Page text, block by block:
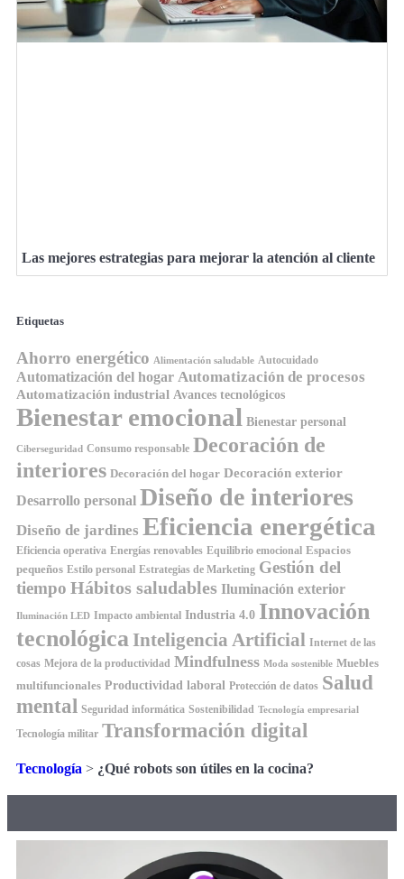
Las mejores estrategias para mejorar la atención al cliente
Etiquetas
Ahorro energético Alimentación saludable Autocuidado
Automatización del hogar Automatización de procesos
Automatización industrial Avances tecnológicos
Bienestar emocional Bienestar personal
Ciberseguridad Consumo responsable Decoración de
interiores Decoración del hogar Decoración exterior
Desarrollo personal Diseño de interiores
Diseño de jardines Eficiencia energética
Eficiencia operativa Energías renovables Equilibrio emocional Espacios
pequeños Estilo personal Estrategias de Marketing Gestión del
tiempo Hábitos saludables Iluminación exterior
Iluminación LED Impacto ambiental Industria 4.0 Innovación
tecnológica Inteligencia Artificial Internet de las
cosas Mejora de la productividad Mindfulness Moda sostenible Muebles
multifuncionales Productividad laboral Protección de datos Salud
mental Seguridad informática Sostenibilidad Tecnología empresarial
Tecnología militar Transformación digital
Tecnología > ¿Qué robots son útiles en la cocina?